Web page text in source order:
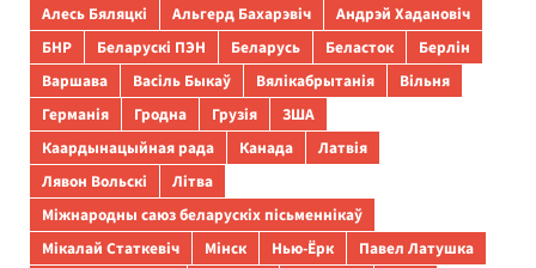
Алесь Бяляцкі
Альгерд Бахарэвіч
Андрэй Хадановіч
БНР
Беларускі ПЭН Беларусь Беласток
Берлін
Варшава
Васіль Быкаў Вялікабрытанія
Вільня
Германія
Гродна Грузія
ЗША
Каардынацыйная рада
Канада
Латвія
Лявон Вольскі
Літва
Міжнародны саюз беларускіх пісьменнікаў
Мікалай Статкевіч
Мінск Нью-Ёрк
Павел Латушка